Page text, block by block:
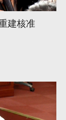
建核准